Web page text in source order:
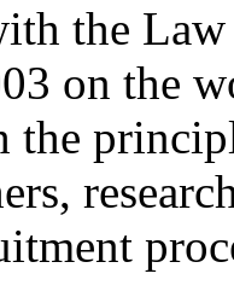
the
on the
the